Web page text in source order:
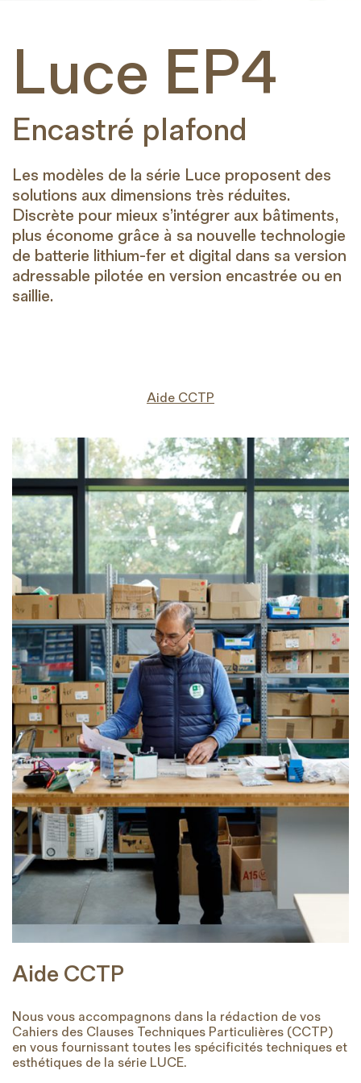
Luce EP4
Encastré plafond
Les modèles de la série Luce proposent des
solutions aux dimensions très réduites.
Discrète pour mieux s’intégrer aux bâtiments,
plus économe grâce à sa nouvelle technologie
de batterie lithium-fer et digital dans sa version
adressable pilotée en version encastrée ou en
saillie.
Aide CCTP
Aide CCTP
Nous vous accompagnons dans la rédaction de vos
Cahiers des Clauses Techniques Particulières (CCTP)
en vous fournissant toutes les spécificités techniques et
esthétiques de la série LUCE.